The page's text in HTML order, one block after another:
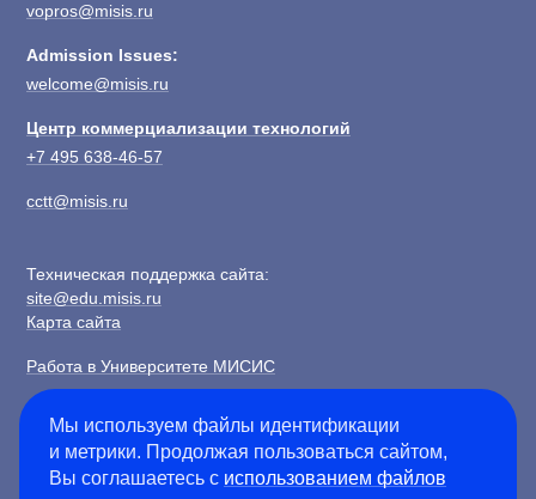
vopros@misis.ru
Admission Issues:
welcome@misis.ru
Центр коммерциализации технологий
+7 495 638-46-57
cctt@misis.ru
Техническая поддержка сайта:
site@edu.misis.ru
Карта сайта
Работа в Университете МИСИС
Сведения об образовательной организации
Информация о закупках
Противодействие коррупции
Мы используем файлы идентификации
и метрики. Продолжая пользоваться сайтом,
Вы соглашаетесь с использованием файлов